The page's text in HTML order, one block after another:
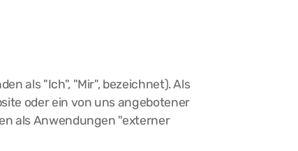
als "Ich", "Mir", bezeichnet). Als
oder ein von uns angebotener
als Anwendungen "externer